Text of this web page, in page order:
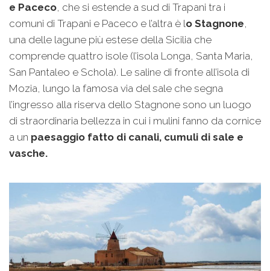
e Paceco, che si estende a sud di Trapani tra i
comuni di Trapani e Paceco e l’altra è lo Stagnone,
una delle lagune più estese della Sicilia che
comprende quattro isole (l’isola Longa, Santa Maria,
San Pantaleo e Schola). Le saline di fronte all’isola di
Mozia, lungo la famosa via del sale che segna
l’ingresso alla riserva dello Stagnone sono un luogo
di straordinaria bellezza in cui i mulini fanno da cornice
a un paesaggio fatto di canali, cumuli di sale e
vasche.